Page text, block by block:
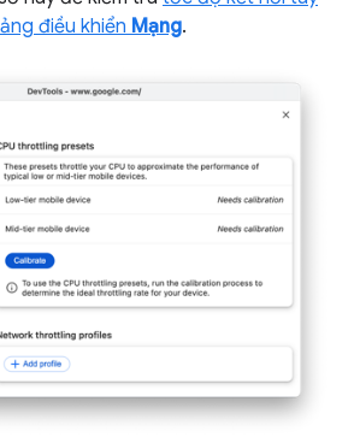
điều khiển Mạng.